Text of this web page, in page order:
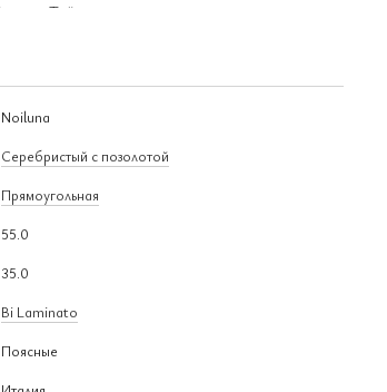
Noiluna
Серебристый с позолотой
Прямоугольная
55.0
35.0
Bi Laminato
Поясные